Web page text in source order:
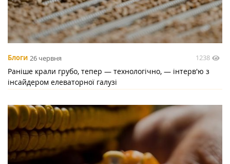
Блоги 26 червня 1238
Раніше крали грубо, тепер — технологічно, — інтерв'ю з
інсайдером елеваторної галузі